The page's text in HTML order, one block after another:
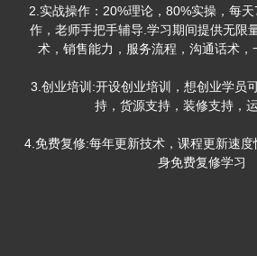
2.实战操作：20%理论，80%实操，每
作，老师手把手辅导.学习期间提供无限
术，销售能力，服务流程，沟通话术，
3.创业培训:开设创业培训，想创业学员
持，货源支持，装修支持，运
4.免费复修:每年更新技术，课程更新速
身免费复修学习